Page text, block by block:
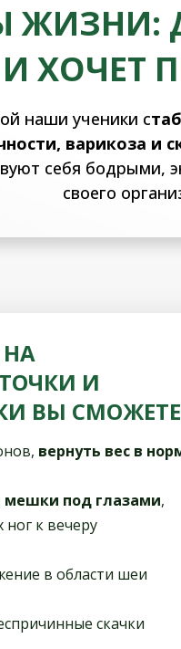
ХОЧЕТ
наши ученики с
варикоза и
себя
своего
И
ВЫ
вернуть вес в
мешки под глазами,
к вечеру
в области шеи
скачки